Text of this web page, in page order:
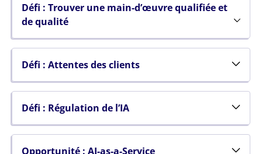
Défi : Trouver une main-d’œuvre qualifiée et
de qualité
Défi : Attentes des clients
Défi : Régulation de l’IA
Opportunité : AI-as-a-Service